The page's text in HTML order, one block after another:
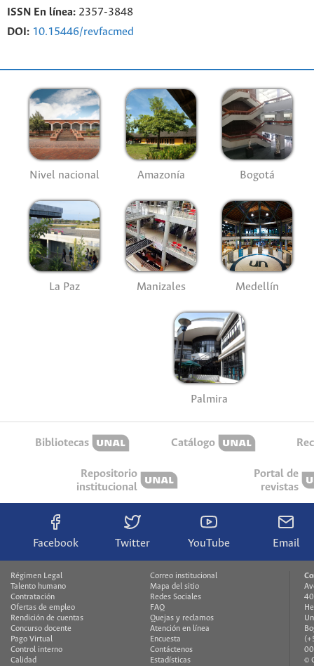
ISSN En línea: 2357-3848
DOI: 10.15446/revfacmed
Nivel nacional Amazonía Bogotá
La Paz Manizales Medellín
Palmira
Bibliotecas Catálogo
Repositorio
institucional
Portal de
revistas
Facebook Twitter YouTube Email
Régimen Legal
Talento humano
Contratación
Ofertas de empleo
Rendición de cuentas
Concurso docente
Pago Virtual
Control interno
Calidad
Correo institucional
Mapa del sitio
Redes Sociales
FAQ
Quejas y reclamos
Atención en línea
Encuesta
Contáctenos
Estadísticas
©